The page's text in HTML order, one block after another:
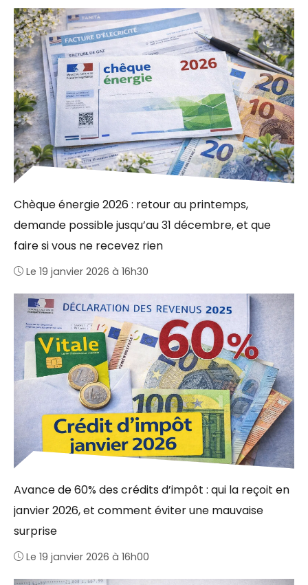
Chèque énergie 2026 : retour au printemps,
demande possible jusqu’au 31 décembre, et que
faire si vous ne recevez rien
Le 19 janvier 2026 à 16h30
Avance de 60% des crédits d’impôt : qui la reçoit en
janvier 2026, et comment éviter une mauvaise
surprise
Le 19 janvier 2026 à 16h00